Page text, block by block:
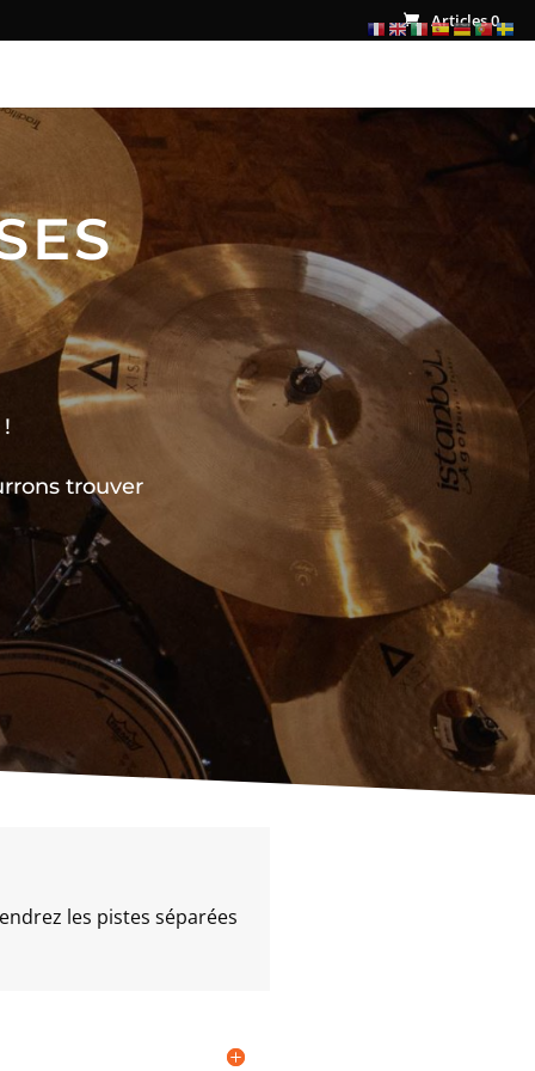
Articles 0
trouver
les pistes séparées